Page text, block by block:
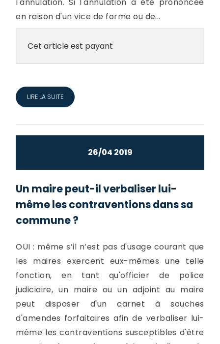
en raison d'un vice de forme ou de...
Cet article est payant
LIRE LA SUITE
26/04 2019
Un maire peut-il verbaliser lui-
même les contraventions dans sa
commune ?
OUI : même s’il n’est pas d'usage courant que
les maires exercent eux-mêmes une telle
fonction, en tant qu'officier de police
judiciaire, un maire ou un adjoint au maire
peut disposer d'un carnet à souches
d'amendes forfaitaires afin de verbaliser lui-
même les contraventions susceptibles d'être